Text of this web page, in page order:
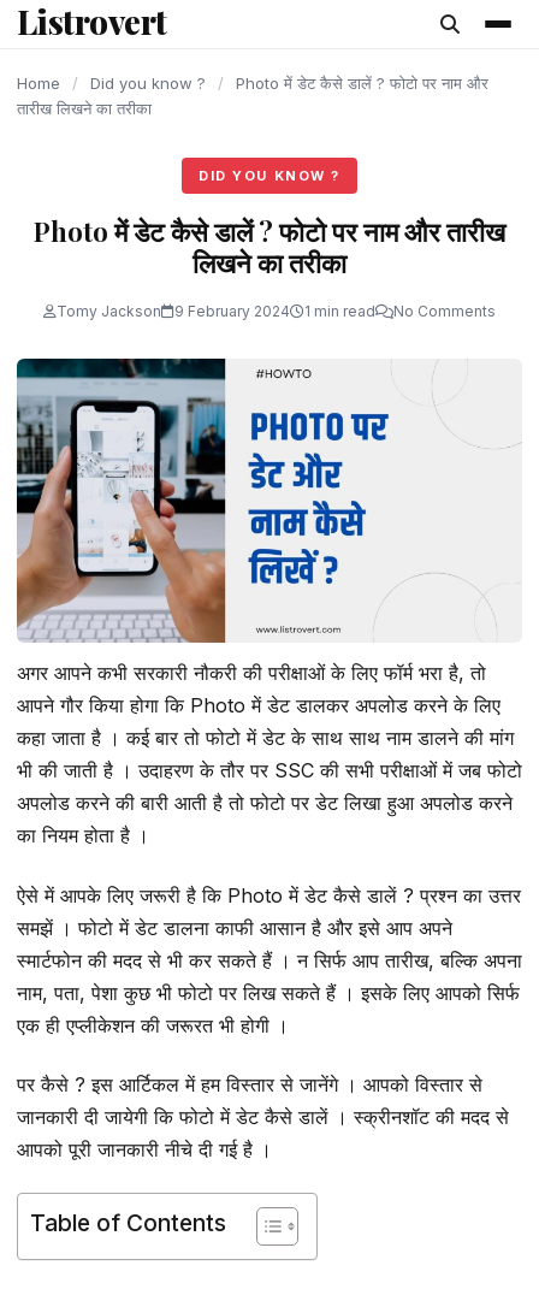
content
Listrovert
Home / Did you know ? /
Photo में डेट कैसे डालें ? फोटो पर नाम और
तारीख लिखने का तरीका
DID YOU KNOW ?
Photo में डेट कैसे डालें ? फोटो पर नाम और तारीख
लिखने का तरीका
Tomy Jackson 9 February 2024 1 min read No Comments
अगर आपने कभी सरकारी नौकरी की परीक्षाओं के लिए फॉर्म भरा है, तो
आपने गौर किया होगा कि Photo में डेट डालकर अपलोड करने के लिए
कहा जाता है । कई बार तो फोटो में डेट के साथ साथ नाम डालने की मांग
भी की जाती है । उदाहरण के तौर पर SSC की सभी परीक्षाओं में जब फोटो
अपलोड करने की बारी आती है तो फोटो पर डेट लिखा हुआ अपलोड करने
का नियम होता है ।
ऐसे में आपके लिए जरूरी है कि Photo में डेट कैसे डालें ? प्रश्न का उत्तर
समझें । फोटो में डेट डालना काफी आसान है और इसे आप अपने
स्मार्टफोन की मदद से भी कर सकते हैं । न सिर्फ आप तारीख, बल्कि अपना
नाम, पता, पेशा कुछ भी फोटो पर लिख सकते हैं । इसके लिए आपको सिर्फ
एक ही एप्लीकेशन की जरूरत भी होगी ।
पर कैसे ? इस आर्टिकल में हम विस्तार से जानेंगे । आपको विस्तार से
जानकारी दी जायेगी कि फोटो में डेट कैसे डालें । स्क्रीनशॉट की मदद से
आपको पूरी जानकारी नीचे दी गई है ।
Table of Contents